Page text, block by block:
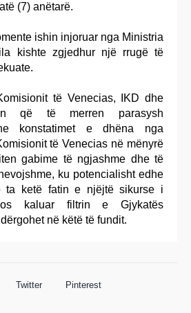
(7) anëtarë.
ishin injoruar nga Ministria
kishte zgjedhur një rrugë të
të Venecias, IKD dhe
që të merren parasysh
konstatimet e dhëna nga
të Venecias në mënyrë
gabime të ngjashme dhe të
ku potencialisht edhe
ta ketë fatin e njëjtë sikurse i
kaluar filtrin e Gjykatës
në këtë të fundit.
Twitter Pinterest